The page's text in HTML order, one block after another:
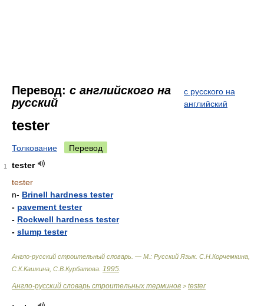
Перевод: с английского на
русский
с русского на
английский
tester
Толкование Перевод
1
tester
tester
n- Brinell hardness tester
- pavement tester
- Rockwell hardness tester
- slump tester
Англо-русский строительный словарь. — М.: Русский Язык. С.Н.Корчемкина,
С.К.Кашкина, С.В.Курбатова 1995
Англо-русский словарь строительных терминов > tester